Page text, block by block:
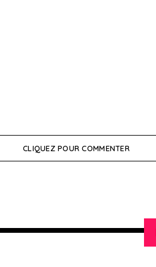
CLIQUEZ POUR COMMENTER